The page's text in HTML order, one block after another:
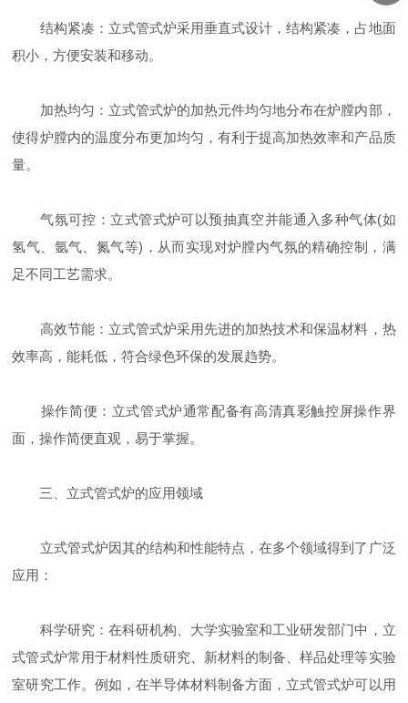
结构紧凑：立式管式炉采用垂直式设计，结构紧凑，占地面
积小，方便安装和移动。
加热均匀：立式管式炉的加热元件均匀地分布在炉膛内部，
使得炉膛内的温度分布更加均匀，有利于提高加热效率和产品质
量。
气氛可控：立式管式炉可以预抽真空并能通入多种气体(如
氢气、氩气、氮气等)，从而实现对炉膛内气氛的精确控制，满
足不同工艺需求。
高效节能：立式管式炉采用先进的加热技术和保温材料，热
效率高，能耗低，符合绿色环保的发展趋势。
操作简便：立式管式炉通常配备有高清真彩触控屏操作界
面，操作简便直观，易于掌握。
三、立式管式炉的应用领域
立式管式炉因其的结构和性能特点，在多个领域得到了广泛
应用：
科学研究：在科研机构、大学实验室和工业研发部门中，立
式管式炉常用于材料性质研究、新材料的制备、样品处理等实验
室研究工作。例如，在半导体材料制备方面，立式管式炉可以用